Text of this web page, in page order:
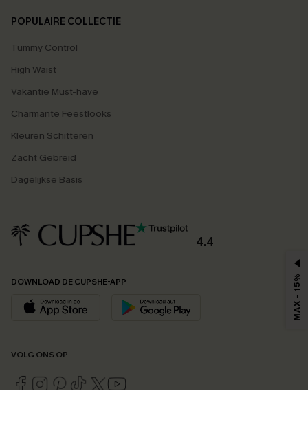
POPULAIRE COLLECTIE
Tummy Control
High Waist
Vakantie Must-have
Charmante Feestlooks
Kleuren Schitteren
Zacht Gebreid
Dagelijkse Basis
4.4
DOWNLOAD DE CUPSHE-APP
VOLG ONS OP
MAX - 15%